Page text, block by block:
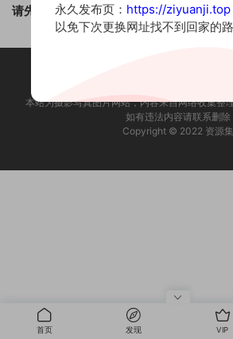
请先 登录！
本站为摄影写真图片网站，内容来自网络收集整
如有违法内容请联系删除
Copyright © 2022 资源集
首页 发现 VIP
永久发布页： https://ziyuanji.top
以免下次更换网址找不到回家的